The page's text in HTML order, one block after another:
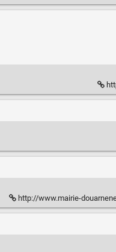
http://www.mairie-